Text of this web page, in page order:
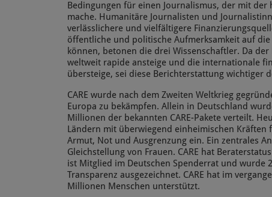
Bedingungen für einen Journalismus, der mit der
mache. Humanitäre Journalisten und
verlässlichere und vielfältigere
öffentliche und politische Aufmerksamkeit auf die
können, betonen die drei Wissenschaftler. Da
weltweit rapide ansteige und die internationale
übersteige, sei diese Berichterstattung wichtiger
CARE wurde nach dem Zweiten Weltkrieg
Europa zu bekämpfen. Allein in Deutschland
Millionen der bekannten CARE-Pakete verteilt.
Ländern mit überwiegend einheimischen Kräften
Armut, Not und Ausgrenzung ein. Ein zentrales
Gleichstellung von Frauen. CARE hat
ist Mitglied im Deutschen Spenderrat und wurde
Transparenz ausgezeichnet. CARE hat im
Millionen Menschen unterstützt.